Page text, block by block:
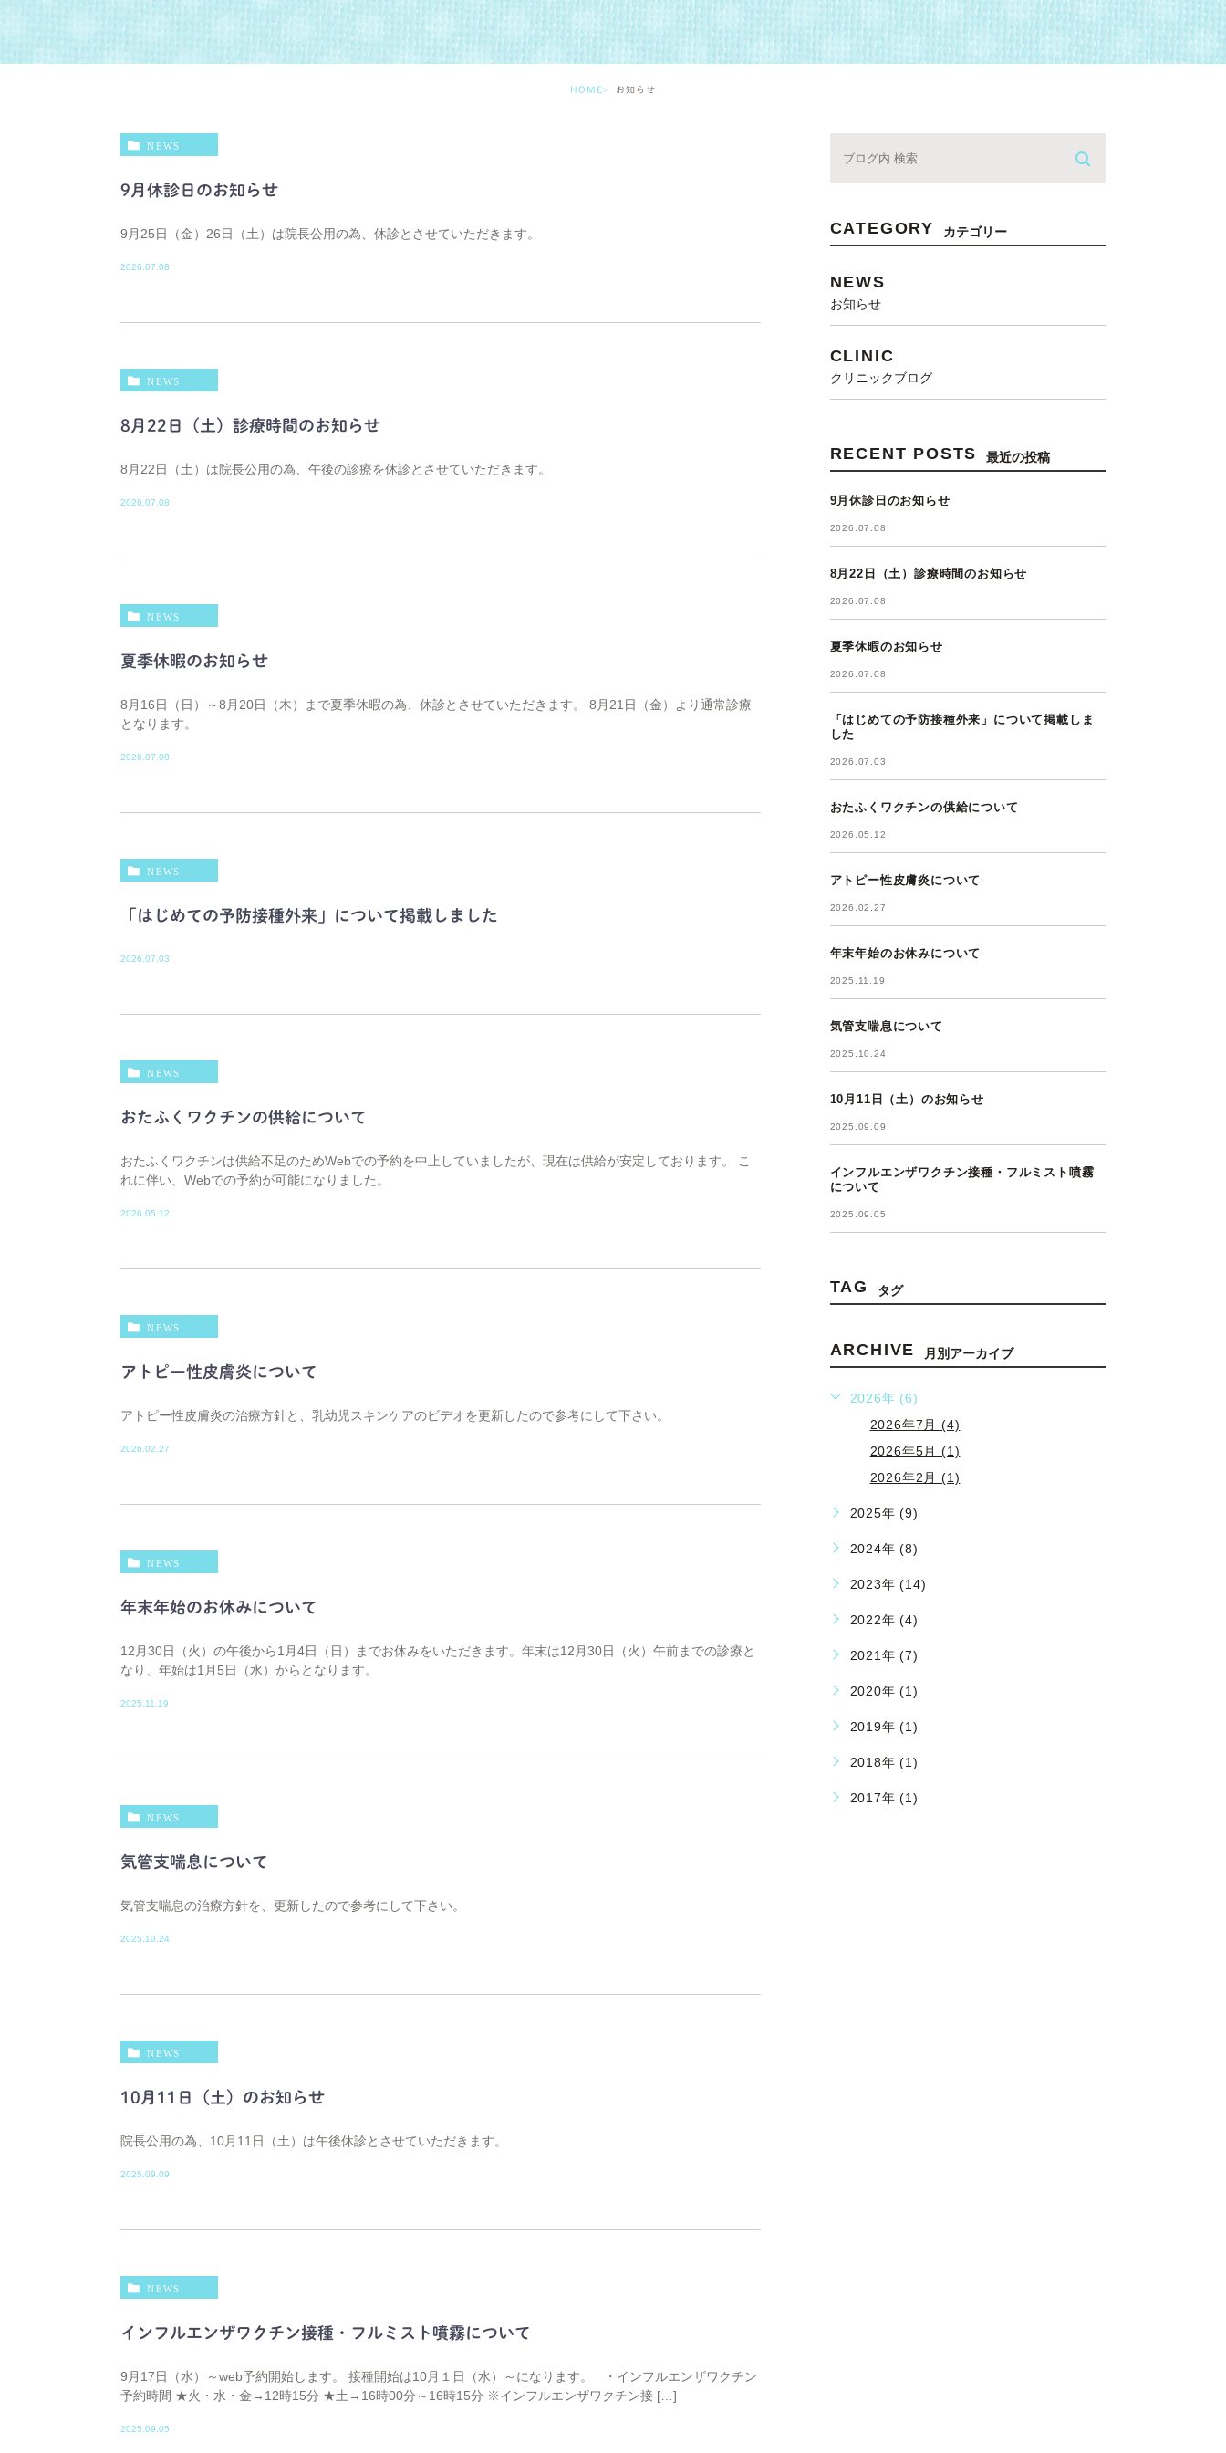
HOME お知らせ
NEWS
9月休診日のお知らせ
9月25日（金）26日（土）は院長公用の為、休診とさせていただきます。
2026.07.08
NEWS
8月22日（土）診療時間のお知らせ
8月22日（土）は院長公用の為、午後の診療を休診とさせていただきます。
2026.07.08
NEWS
夏季休暇のお知らせ
8月16日（日）～8月20日（木）まで夏季休暇の為、休診とさせていただきます。 8月21日（金）より通常診療
となります。
2026.07.08
NEWS
「はじめての予防接種外来」について掲載しました
2026.07.03
NEWS
おたふくワクチンの供給について
おたふくワクチンは供給不足のためWebでの予約を中止していましたが、現在は供給が安定しております。 こ
れに伴い、Webでの予約が可能になりました。
2026.05.12
NEWS
アトピー性皮膚炎について
アトピー性皮膚炎の治療方針と、乳幼児スキンケアのビデオを更新したので参考にして下さい。
2026.02.27
NEWS
年末年始のお休みについて
12月30日（火）の午後から1月4日（日）までお休みをいただきます。年末は12月30日（火）午前までの診療と
なり、年始は1月5日（水）からとなります。
2025.11.19
NEWS
気管支喘息について
気管支喘息の治療方針を、更新したので参考にして下さい。
2025.10.24
NEWS
10月11日（土）のお知らせ
院長公用の為、10月11日（土）は午後休診とさせていただきます。
2025.09.09
NEWS
インフルエンザワクチン接種・フルミスト噴霧について
9月17日（水）～web予約開始します。 接種開始は10月１日（水）～になります。 ・インフルエンザワクチン
予約時間 ★火・水・金→12時15分 ★土→16時00分～16時15分 ※インフルエンザワクチン接 […]
2025.09.05
CATEGORY カテゴリー
NEWS
お知らせ
CLINIC
クリニックブログ
RECENT POSTS 最近の投稿
9月休診日のお知らせ
2026.07.08
8月22日（土）診療時間のお知らせ
2026.07.08
夏季休暇のお知らせ
2026.07.08
「はじめての予防接種外来」について掲載しま
した
2026.07.03
おたふくワクチンの供給について
2026.05.12
アトピー性皮膚炎について
2026.02.27
年末年始のお休みについて
2025.11.19
気管支喘息について
2025.10.24
10月11日（土）のお知らせ
2025.09.09
インフルエンザワクチン接種・フルミスト噴霧
について
2025.09.05
TAG タグ
ARCHIVE 月別アーカイブ
2026年 (6)
2026年7月 (4)
2026年5月 (1)
2026年2月 (1)
2025年 (9)
2024年 (8)
2023年 (14)
2022年 (4)
2021年 (7)
2020年 (1)
2019年 (1)
2018年 (1)
2017年 (1)